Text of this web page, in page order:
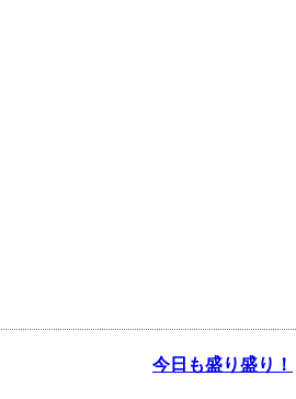
今日も盛り盛り！